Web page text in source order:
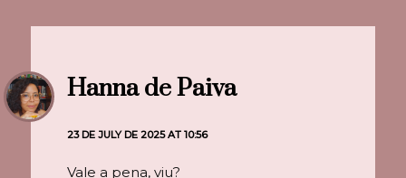
Hanna de Paiva
23 DE JULY DE 2025 AT 10:56
Vale a pena, viu?